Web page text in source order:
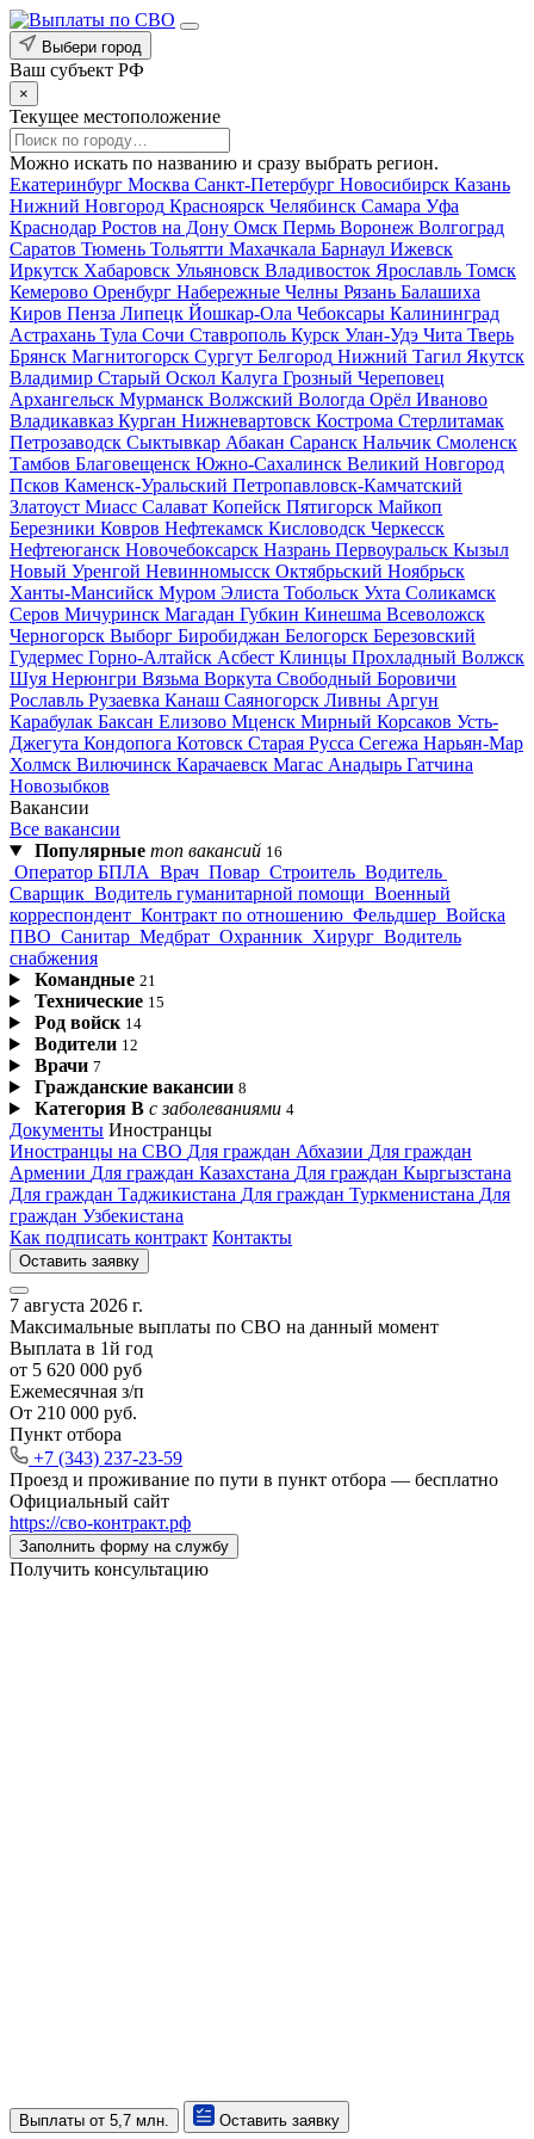
Выбери город
Ваш субъект РФ
×
Текущее местоположение
Можно искать по названию и сразу выбрать регион.
Екатеринбург Москва Санкт-Петербург Новосибирск Казань
Нижний Новгород Красноярск Челябинск Самара Уфа
Краснодар Ростов на Дону Омск Пермь Воронеж Волгоград
Саратов Тюмень Тольятти Махачкала Барнаул Ижевск
Иркутск Хабаровск Ульяновск Владивосток Ярославль Томск
Кемерово Оренбург Набережные Челны Рязань Балашиха
Киров Пенза Липецк Йошкар-Ола Чебоксары Калининград
Астрахань Тула Сочи Ставрополь Курск Улан-Удэ Чита Тверь
Брянск Магнитогорск Сургут Белгород Нижний Тагил Якутск
Владимир Старый Оскол Калуга Грозный Череповец
Архангельск Мурманск Волжский Вологда Орёл Иваново
Владикавказ Курган Нижневартовск Кострома Стерлитамак
Петрозаводск Сыктывкар Абакан Саранск Нальчик Смоленск
Тамбов Благовещенск Южно-Сахалинск Великий Новгород
Псков Каменск-Уральский Петропавловск-Камчатский
Златоуст Миасс Салават Копейск Пятигорск Майкоп
Березники Ковров Нефтекамск Кисловодск Черкесск
Нефтеюганск Новочебоксарск Назрань Первоуральск Кызыл
Новый Уренгой Невинномысск Октябрьский Ноябрьск
Ханты-Мансийск Муром Элиста Тобольск Ухта Соликамск
Серов Мичуринск Магадан Губкин Кинешма Всеволожск
Черногорск Выборг Биробиджан Белогорск Березовский
Гудермес Горно-Алтайск Асбест Клинцы Прохладный Волжск
Шуя Нерюнгри Вязьма Воркута Свободный Боровичи
Рославль Рузаевка Канаш Саяногорск Ливны Аргун
Карабулак Баксан Елизово Мценск Мирный Корсаков Усть-
Джегута Кондопога Котовск Старая Русса Сегежа Нарьян-Мар
Холмск Вилючинск Карачаевск Магас Анадырь Гатчина
Новозыбков
Вакансии
Все вакансии
Популярные топ вакансий 16
Оператор БПЛА Врач Повар Строитель Водитель
Сварщик Водитель гуманитарной помощи Военный
корреспондент Контракт по отношению Фельдшер Войска
ПВО Санитар Медбрат Охранник Хирург Водитель
снабжения
Командные 21
Технические 15
Род войск 14
Водители 12
Врачи 7
Гражданские вакансии 8
Категория В с заболеваниями 4
Документы Иностранцы
Иностранцы на СВО Для граждан Абхазии Для граждан
Армении Для граждан Казахстана Для граждан Кыргызстана
Для граждан Таджикистана Для граждан Туркменистана Для
граждан Узбекистана
Как подписать контракт Контакты
Оставить заявку
7 августа 2026 г.
Максимальные выплаты по СВО на данный момент
Выплата в 1й год
от 5 620 000 руб
Ежемесячная з/п
От 210 000 руб.
Пункт отбора
+7 (343) 237-23-59
Проезд и проживание по пути в пункт отбора — бесплатно
Официальный сайт
https://сво‑контракт.рф
Заполнить форму на службу
Получить консультацию
Выплаты от 5,7 млн. Оставить заявку